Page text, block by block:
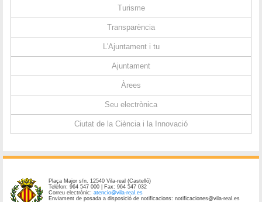
Turisme
Transparència
L'Ajuntament i tu
Ajuntament
Àrees
Seu electrònica
Ciutat de la Ciència i la Innovació
Plaça Major s/n. 12540 Vila-real (Castelló)
Telèfon: 964 547 000 | Fax: 964 547 032
Correu electrònic:atencio@vila-real.es
Enviament de posada a disposició de notificacions: notificaciones@vila-real.es